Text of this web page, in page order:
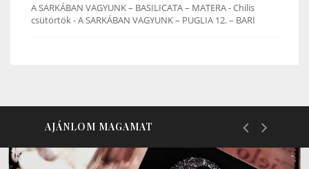
A SARKÁBAN VAGYUNK – BASILICATA – MATERA - Chilis
csütörtök-A SARKÁBAN VAGYUNK – PUGLIA 12. – BARI
AJÁNLOM MAGAMAT